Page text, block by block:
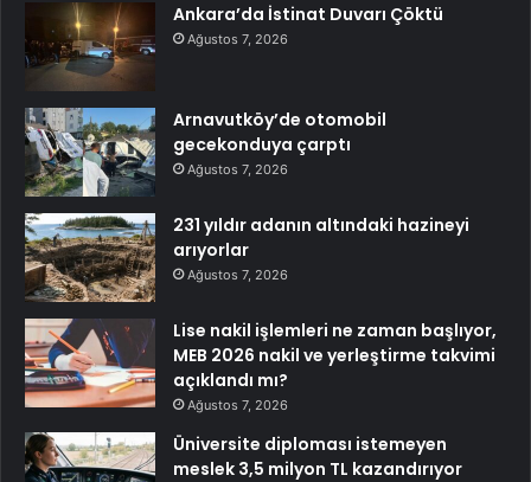
Ankara’da İstinat Duvarı Çöktü
Ağustos 7, 2026
Arnavutköy’de otomobil
gecekonduya çarptı
Ağustos 7, 2026
231 yıldır adanın altındaki hazineyi
arıyorlar
Ağustos 7, 2026
Lise nakil işlemleri ne zaman başlıyor,
MEB 2026 nakil ve yerleştirme takvimi
açıklandı mı?
Ağustos 7, 2026
Üniversite diploması istemeyen
meslek 3,5 milyon TL kazandırıyor